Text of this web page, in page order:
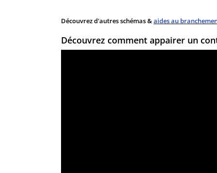
Découvrez d'autres schémas & aides au
Découvrez comment appairer un